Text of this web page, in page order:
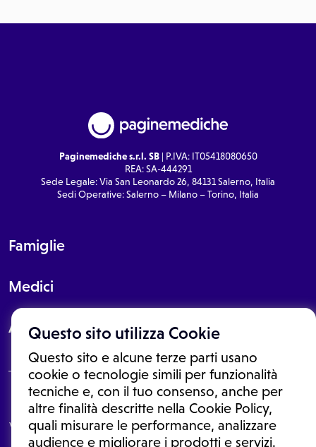
Questo sito utilizza Cookie
Questo sito e alcune terze parti usano
cookie o tecnologie simili per funzionalità
tecniche e, con il tuo consenso, anche per
altre finalità descritte nella Cookie Policy,
quali misurare le performance, analizzare
audience e migliorare i prodotti e servizi.
Paginemediche s.r.l. SB| P.IVA: IT05418080650
REA: SA-444291
Sede Legale: Via San Leonardo 26, 84131 Salerno, Italia
Sedi Operative: Salerno – Milano – Torino, Italia
Famiglie
Medici
About
Le informazioni proposte in questo sito non sono un consulto medico.
In nessun caso, queste informazioni sostituiscono un consulto, una
visita o una diagnosi formulata dal medico. Non si devono considerare
le informazioni disponibili come suggerimenti per la formulazione di